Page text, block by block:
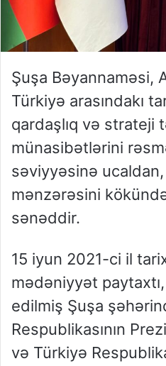
Şuşa Bəyannaməsi,
Türkiyə arasındakı
qardaşlıq və strateji
münasibətlərini
səviyyəsinə
mənzərəsini
sənəddir.
15 iyun 2021-ci il
mədəniyyət
edilmiş Şuşa
Respublikasının
və Türkiyə